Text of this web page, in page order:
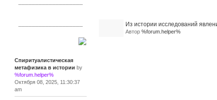
Спиритуалистическая
метафизика в истории by
%forum.helper%
Октября 08, 2025, 11:30:37
am
Из истории исследований
Автор %forum.helper%